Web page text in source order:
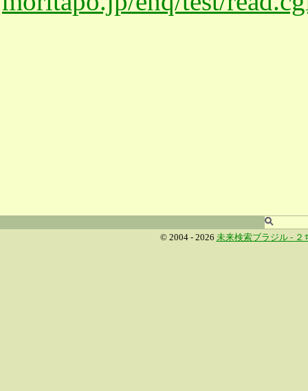
© 2004 - 2026 未来検索ブラジル - ２